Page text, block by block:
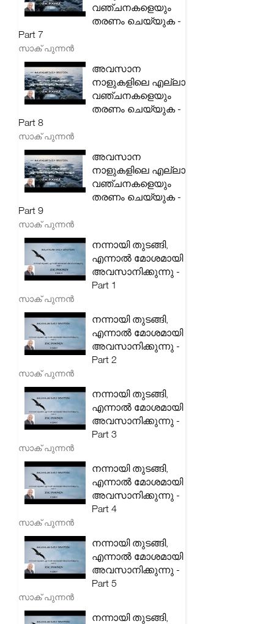
വഞ്ചനകളെയും
തരണം ചെയ്യുക -
Part 7
സാക് പുന്നൻ
അവസാന
നാളുകളിലെ എല്ലാ
വഞ്ചനകളെയും
തരണം ചെയ്യുക -
Part 8
സാക് പുന്നൻ
അവസാന
നാളുകളിലെ എല്ലാ
വഞ്ചനകളെയും
തരണം ചെയ്യുക -
Part 9
സാക് പുന്നൻ
നന്നായി തുടങ്ങി,
എന്നാൽ മോശമായി
അവസാനിക്കുന്നു -
Part 1
സാക് പുന്നൻ
നന്നായി തുടങ്ങി,
എന്നാൽ മോശമായി
അവസാനിക്കുന്നു -
Part 2
സാക് പുന്നൻ
നന്നായി തുടങ്ങി,
എന്നാൽ മോശമായി
അവസാനിക്കുന്നു -
Part 3
സാക് പുന്നൻ
നന്നായി തുടങ്ങി,
എന്നാൽ മോശമായി
അവസാനിക്കുന്നു -
Part 4
സാക് പുന്നൻ
നന്നായി തുടങ്ങി,
എന്നാൽ മോശമായി
അവസാനിക്കുന്നു -
Part 5
സാക് പുന്നൻ
നന്നായി തുടങ്ങി,